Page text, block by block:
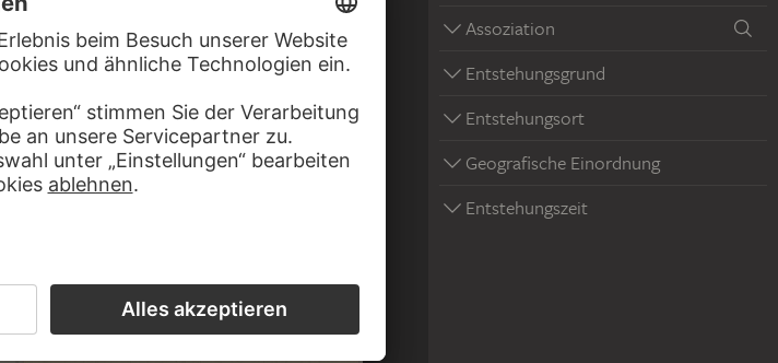
Assoziation
Entstehungsgrund
Entstehungsort
Geografische Einordnung
Entstehungszeit